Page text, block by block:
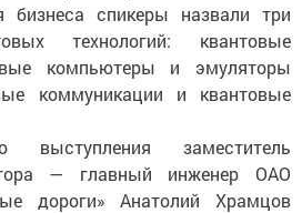
бизнеса спикеры назвали три
технологий: квантовые
компьютеры и эмуляторы
коммуникации и квантовые
заместитель
— главный инженер ОАО
дороги» Анатолий Храмцов